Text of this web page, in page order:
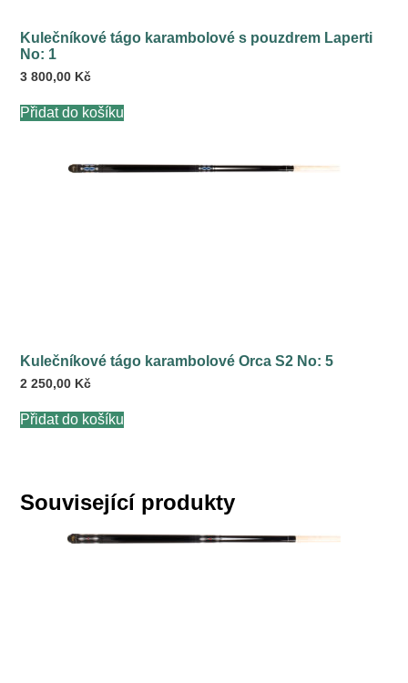
Kulečníkové tágo karambolové s pouzdrem Laperti
No: 1
3 800,00 Kč
Přidat do košíku
Kulečníkové tágo karambolové Orca S2 No: 5
2 250,00 Kč
Přidat do košíku
Související produkty